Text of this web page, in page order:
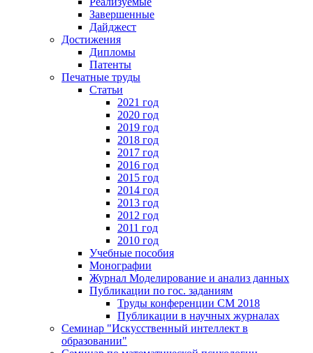
Завершенные
Дайджест
Достижения
Дипломы
Патенты
Печатные труды
Статьи
2021 год
2020 год
2019 год
2018 год
2017 год
2016 год
2015 год
2014 год
2013 год
2012 год
2011 год
2010 год
Учебные пособия
Монографии
Журнал Моделирование и анализ данных
Публикации по гос. заданиям
Труды конференции CM 2018
Публикации в научных журналах
Семинар "Искусственный интеллект в
образовании"